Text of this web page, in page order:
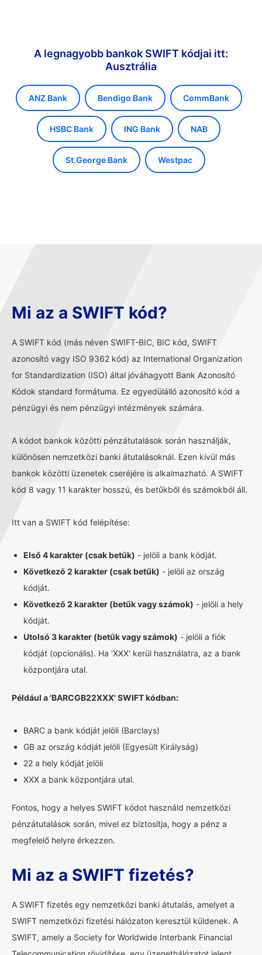
A legnagyobb bankok SWIFT kódjai itt:
Ausztrália
ANZ Bank Bendigo Bank CommBank
HSBC Bank ING Bank NAB
St.George Bank Westpac
Mi az a SWIFT kód?
A SWIFT kód (más néven SWIFT-BIC, BIC kód, SWIFT
azonosító vagy ISO 9362 kód) az International Organization
for Standardization (ISO) által jóváhagyott Bank Azonosító
Kódok standard formátuma. Ez egyedülálló azonosító kód a
pénzügyi és nem pénzügyi intézmények számára.
A kódot bankok közötti pénzátutalások során használják,
különösen nemzetközi banki átutalásoknál. Ezen kívül más
bankok közötti üzenetek cseréjére is alkalmazható. A SWIFT
kód 8 vagy 11 karakter hosszú, és betűkből és számokból áll.
Itt van a SWIFT kód felépítése:
Első 4 karakter (csak betűk) - jelöli a bank kódját.
Következő 2 karakter (csak betűk) - jelöli az ország
kódját.
Következő 2 karakter (betűk vagy számok) - jelöli a hely
kódját.
Utolsó 3 karakter (betűk vagy számok) - jelöli a fiók
kódját (opcionális). Ha 'XXX' kerül használatra, az a bank
központjára utal.
Például a 'BARCGB22XXX' SWIFT kódban:
BARC a bank kódját jelöli (Barclays)
GB az ország kódját jelöli (Egyesült Királyság)
22 a hely kódját jelöli
XXX a bank központjára utal.
Fontos, hogy a helyes SWIFT kódot használd nemzetközi
pénzátutalások során, mivel ez biztosítja, hogy a pénz a
megfelelő helyre érkezzen.
Mi az a SWIFT fizetés?
A SWIFT fizetés egy nemzetközi banki átutalás, amelyet a
SWIFT nemzetközi fizetési hálózaton keresztül küldenek. A
SWIFT, amely a Society for Worldwide Interbank Financial